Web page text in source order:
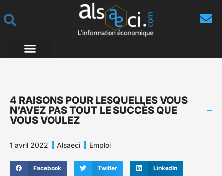
4 RAISONS POUR LESQUELLES VOUS
N’AVEZ PAS TOUT LE SUCCÈS QUE
VOUS VOULEZ
1 avril 2022 Alsaeci Emploi
Facebook Twitter LinkedIn